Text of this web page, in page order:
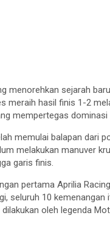
menorehkan sejarah
meraih hasil finis 1-2
mempertegas dominasi
memulai balapan dari
melakukan manuver
garis finis.
pertama Aprilia
seluruh 10
oleh legenda